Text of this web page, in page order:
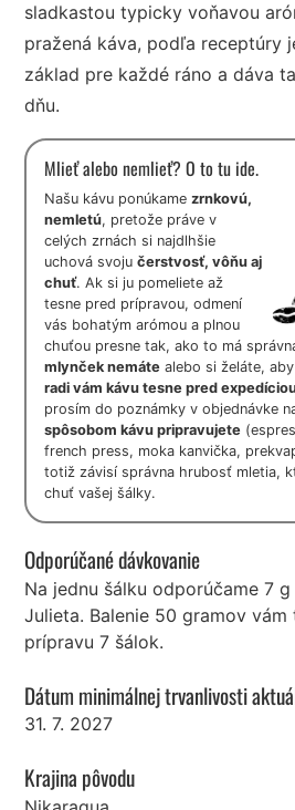
sladkastou typicky voňavou
pražená káva, podľa receptúry
základ pre každé ráno a dáva
dňu.
Mlieť alebo nemlieť? O to tu ide.
Našu kávu ponúkamezrnkovú,
nemletú, pretože práve v
celých zrnách si najdlhšie
uchová svojučerstvosť, vôňu aj
chuť. Ak si ju pomeliete až
tesne pred prípravou, odmení
vás bohatým arómou a plnou
chuťou presne tak, ako to má
mlynček nemáte alebo si želáte,
radi vám kávu tesne pred
prosím do poznámky v objednávke
spôsobom kávu pripravujete
french press, moka kanvička,
totiž závisí správna hrubosť mletia,
chuť vašej šálky.
Odporúčané dávkovanie
Na jednu šálku odporúčame 7
Julieta. Balenie 50 gramov
prípravu 7 šálok.
Dátum minimálnej trvanlivosti
31. 7. 2027
Krajina pôvodu